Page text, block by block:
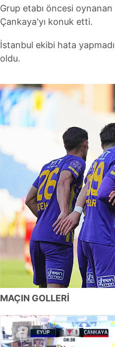
Grup etabı öncesi
Çankaya'yı konuk etti.
İstanbul ekibi hata
oldu.
MAÇIN GOLLERİ